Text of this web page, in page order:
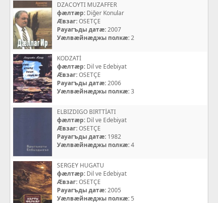
DZACOYTI MUZAFFER
фæлтæр: Diğer Konular
Æвзаг:OSETÇE
Рауагъды датæ:2007
Уæлвæйнæджы полкæ:2
KODZATİ
фæлтæр: Dil ve Edebiyat
Æвзаг:OSETÇE
Рауагъды датæ:2006
Уæлвæйнæджы полкæ:3
ELBIZDIGO BIRTTİATI
фæлтæр: Dil ve Edebiyat
Æвзаг:OSETÇE
Рауагъды датæ: 1982
Уæлвæйнæджы полкæ:4
SERGEY HUGATU
фæлтæр: Dil ve Edebiyat
Æвзаг:OSETÇE
Рауагъды датæ:2005
Уæлвæйнæджы полкæ: 5